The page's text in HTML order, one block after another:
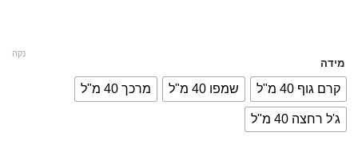
מידה
קרם גוף 40 מ"ל שמפו 40 מ"ל מרכך 40 מ"ל
ג'ל רחצה 40 מ"ל
נקה